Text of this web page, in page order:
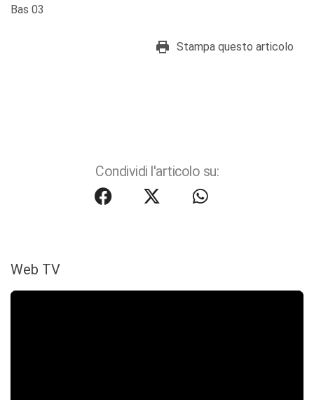
Bas 03
Stampa questo articolo
Condividi l'articolo su:
Web TV